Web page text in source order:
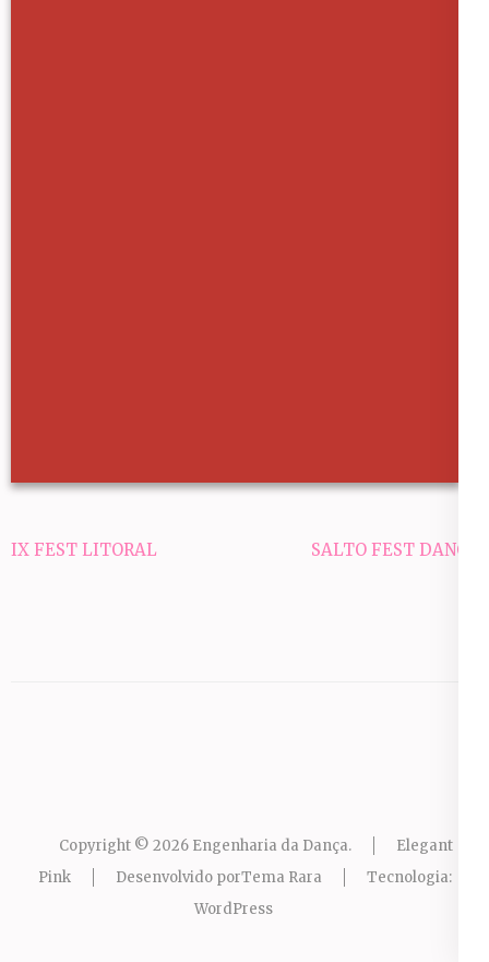
Navegação
IX FEST LITORAL SALTO FEST DANCE
Copyright © 2026 Engenharia da Dança.
Elegant
Pink
Desenvolvido porTema Rara
Tecnologia:
WordPress